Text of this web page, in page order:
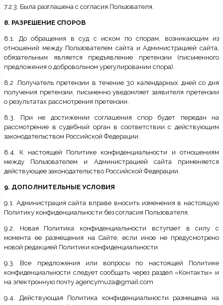
7.2.3. Была разглашена с согласия Пользователя.
8. РАЗРЕШЕНИЕ СПОРОВ
8.1. До обращения в суд с иском по спорам, возникающим из
отношений между Пользователем сайта и Администрацией сайта,
обязательным является предъявление претензии (письменного
предложения о добровольном урегулировании спора).
8.2 .Получатель претензии в течение 30 календарных дней со дня
получения претензии, письменно уведомляет заявителя претензии
о результатах рассмотрения претензии.
8.3. При не достижении соглашения спор будет передан на
рассмотрение в судебный орган в соответствии с действующим
законодательством Российской Федерации.
8.4. К настоящей Политике конфиденциальности и отношениям
между Пользователем и Администрацией сайта применяется
действующее законодательство Российской Федерации.
9. ДОПОЛНИТЕЛЬНЫЕ УСЛОВИЯ
9.1. Администрация сайта вправе вносить изменения в настоящую
Политику конфиденциальности без согласия Пользователя.
9.2. Новая Политика конфиденциальности вступает в силу с
момента ее размещения на Сайте, если иное не предусмотрено
новой редакцией Политики конфиденциальности.
9.3. Все предложения или вопросы по настоящей Политике
конфиденциальности следует сообщать через раздел «Контакты» и
на электронную почту agencymuza@gmail.com
9.4. Действующая Политика конфиденциальности размещена на